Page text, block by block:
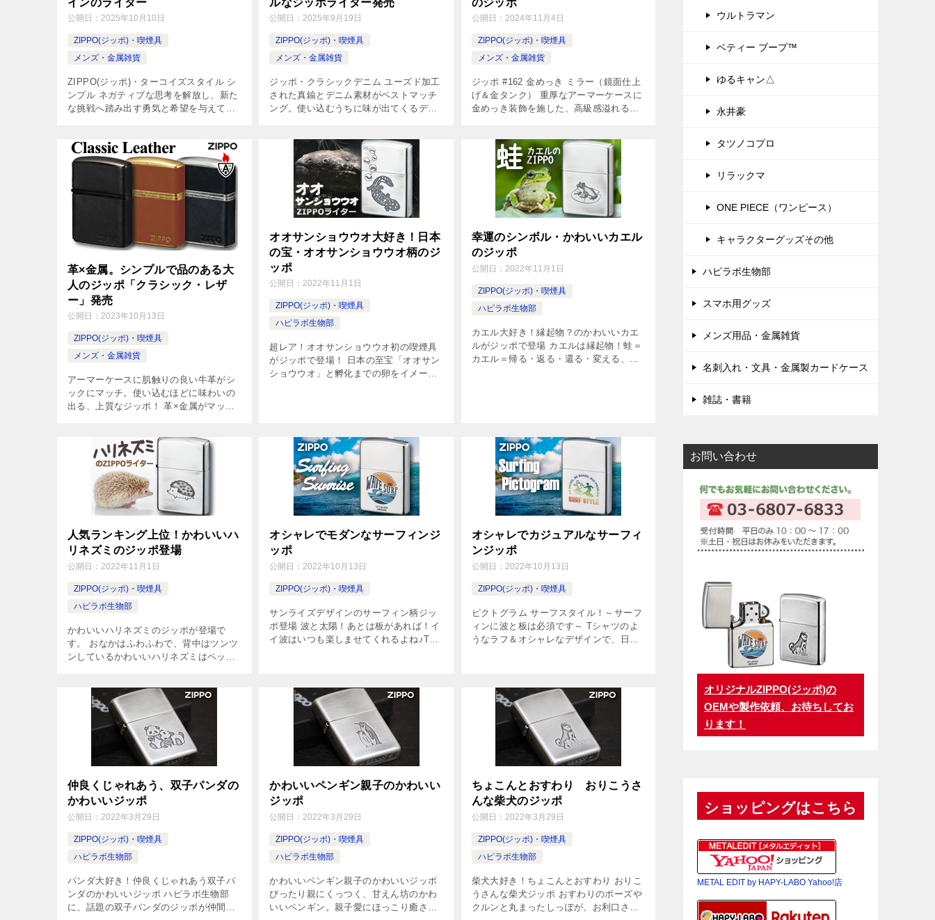
インのライター
公開日： 2025年10月10日
ZIPPO(ジッポ)・喫煙具
メンズ・金属雑貨
ZIPPO(ジッポ)・ターコイズスタイル シ
ンプル ネガティブな思考を解放し、新た
な挑戦へ踏み出す勇気と希望を与えてく
を守る「魔除け」とも言われてお […]
ルなジッポライター発売
公開日：2025年9月19日
ZIPPO(ジッポ)・喫煙具
メンズ・金属雑貨
ジッポ・クラシックデニム ユーズド加工
された真鍮とデニム素材がベストマッチ
ング。使い込むうちに味が出てくるデニ
気。また防炎加工されたデニム素材なの
で […]
のジッポ
公開日： 2024年11月4日
ZIPPO(ジッポ)・喫煙具
メンズ・金属雑貨
ジッポ #162 金めっき ミラー（鏡面仕上
げ＆金タンク） 重厚なアーマーケースに
金めっき装飾を施した、高級感溢れるジ
で飽きの来ないモデルです。 […]
革×金属。シンプルで品のある大
人のジッポ「クラシック・レザ
ー」発売
公開日： 2023年10月13日
ZIPPO(ジッポ)・喫煙具
メンズ・金属雑貨
アーマーケースに肌触りの良い牛革がシ
ックにマッチ。使い込むほどに味わいの
出る、上質なジッポ！ 革×金属がマッチ
トップ、ボトム、開閉部分はジッポケー
スの […]
オオサンショウウオ大好き！日本
の宝・オオサンショウウオ柄のジ
ッポ
公開日：2022年11月1日
ZIPPO(ジッポ)・喫煙具
ハピラボ生物部
超レア！オオサンショウウオ初の喫煙具
がジッポで登場！ 日本の至宝「オオサン
ショウウオ」と孵化までの卵をイメージ
幸運のシンボル・かわいいカエル
のジッポ
公開日： 2022年11月1日
ZIPPO(ジッポ)・喫煙具
ハピラボ生物部
カエル大好き！縁起物？のかわいいカエ
ルがジッポで登場 カエルは縁起物！蛙＝
カエル＝帰る・返る・還る・変える、と
人気ランキング上位！かわいいハ
リネズミのジッポ登場
公開日： 2022年11月1日
ZIPPO(ジッポ)・喫煙具
ハピラボ生物部
かわいいハリネズミのジッポが登場で
す。 おなかはふわふわで、背中はツンツ
ンしているかわいいハリネズミはペット
らしいハリネズミをジッポにエッチング
でデ […]
オシャレでモダンなサーフィンジ
ッポ
公開日：2022年10月13日
ZIPPO(ジッポ)・喫煙具
サンライズデザインのサーフィン柄ジッ
ポ登場 波と太陽！あとは板があれば！イ
イ波はいつも楽しませてくれるよね♪Tシ
オシャレでカジュアルなサーフィ
ンジッポ
公開日： 2022年10月13日
ZIPPO(ジッポ)・喫煙具
ピクトグラム サーフスタイル！～サーフ
ィンに波と板は必須です～ Tシャツのよ
うなラフ＆オシャレなデザインで、日常
仲良くじゃれあう、双子パンダの
かわいいジッポ
公開日： 2022年3月29日
ZIPPO(ジッポ)・喫煙具
ハピラボ生物部
パンダ大好き！仲良くじゃれあう双子パ
ンダのかわいいジッポ ハピラボ生物部
に、話題の双子パンダのジッポが仲間入
かわいいペンギン親子のかわいい
ジッポ
公開日：2022年3月29日
ZIPPO(ジッポ)・喫煙具
ハピラボ生物部
かわいいペンギン親子のかわいいジッポ
ぴったり親にくっつく、甘えん坊のかわ
いいペンギン。親子愛にほっこり癒され
ちょこんとおすわり おりこうさ
んな柴犬のジッポ
公開日： 2022年3月29日
ZIPPO(ジッポ)・喫煙具
ハピラボ生物部
柴犬大好き！ちょこんとおすわり おりこ
うさんな柴犬ジッポ おすわりのポーズや
クルンと丸まったしっぽが、お利口さん
ウルトラマン
ベティー ブープ™
ゆるキャン△
永井豪
タツノコプロ
リラックマ
ONE PIECE（ワンピース）
キャラクターグッズその他
ハピラボ生物部
スマホ用グッズ
メンズ用品・金属雑貨
名刺入れ・文具・金属製カードケース
雑誌・書籍
お問い合わせ
オリジナルZIPPO(ジッポ)の
OEMや製作依頼、お待ちしてお
ります！
ショッピングはこちら
METAL EDIT by HAPY-LABO Yahoo!店